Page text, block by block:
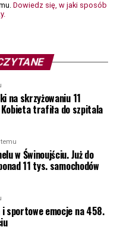
Dowiedz się, w jaki sposób
na skrzyżowaniu 11
trafiła do szpitala
w Świnoujściu. Już do
11 tys. samochodów
sportowe emocje na 458.